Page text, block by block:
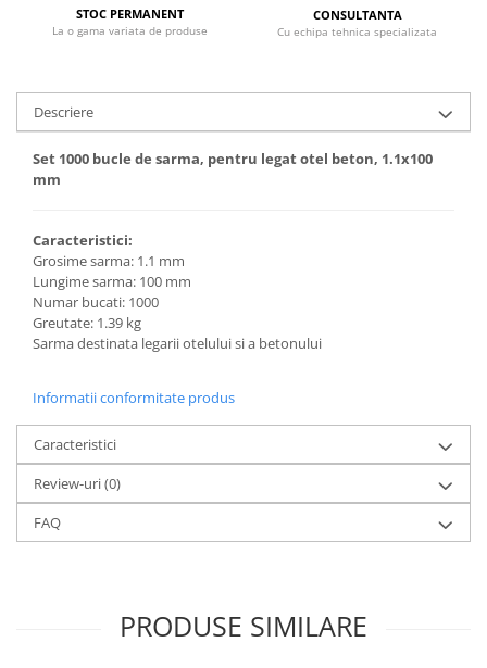
STOC PERMANENT
La o gama variata de produse
CONSULTANTA
Cu echipa tehnica specializata
Descriere
Set 1000 bucle de sarma, pentru legat otel beton, 1.1x100
mm
Caracteristici:
Grosime sarma: 1.1 mm
Lungime sarma: 100 mm
Numar bucati: 1000
Greutate: 1.39 kg
Sarma destinata legarii otelului si a betonului
Informatii conformitate produs
Caracteristici
Review-uri(0)
FAQ
PRODUSE SIMILARE